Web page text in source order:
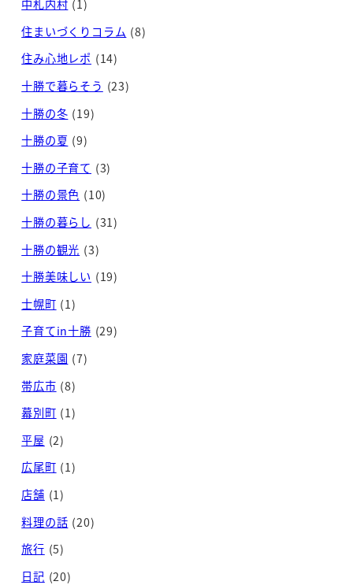
中札内村 (1)
住まいづくりコラム (8)
住み心地レポ (14)
十勝で暮らそう (23)
十勝の冬 (19)
十勝の夏 (9)
十勝の子育て (3)
十勝の景色 (10)
十勝の暮らし (31)
十勝の観光 (3)
十勝美味しい (19)
士幌町 (1)
子育てin十勝 (29)
家庭菜園 (7)
帯広市 (8)
幕別町 (1)
平屋 (2)
広尾町 (1)
店舗 (1)
料理の話 (20)
旅行 (5)
日記 (20)